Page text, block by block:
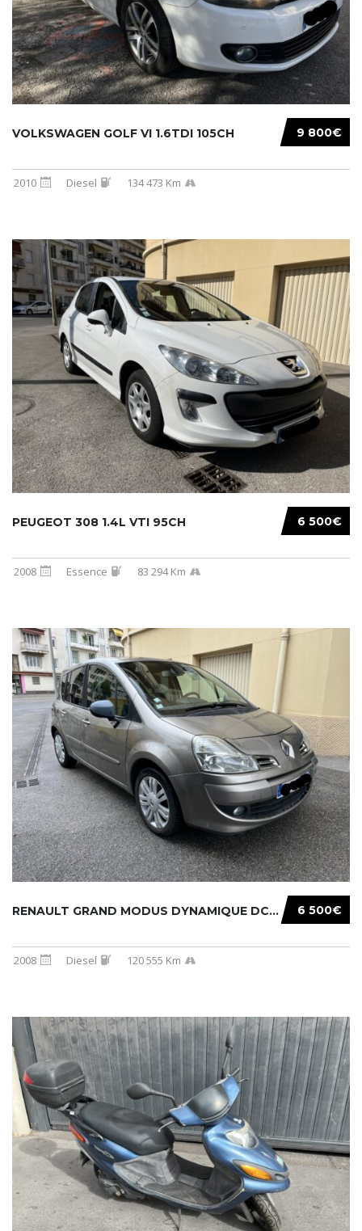
9 800€
VOLKSWAGEN GOLF VI 1.6TDI 105CH
2010 Diesel 134 473 Km
6 500€
PEUGEOT 308 1.4L VTI 95CH
2008 Essence 83 294 Km
6 500€
RENAULT GRAND MODUS DYNAMIQUE DCI 105CH
2008 Diesel 120 555 Km